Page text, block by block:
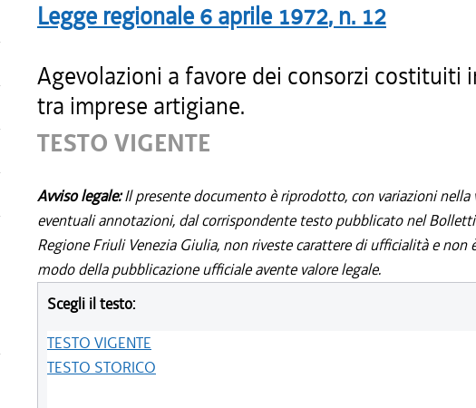
Legge regionale 6 aprile 1972, n. 12
Agevolazioni a favore dei consorzi costituiti
tra imprese artigiane.
TESTO VIGENTE
Avviso legale:Il presente documento è riprodotto, con variazioni nella
eventuali annotazioni, dal corrispondente testo pubblicato nel
Regione Friuli Venezia Giulia, non riveste carattere di ufficialità e
modo della pubblicazione ufficiale avente valore legale.
Scegli il testo:
TESTO VIGENTE
TESTO STORICO